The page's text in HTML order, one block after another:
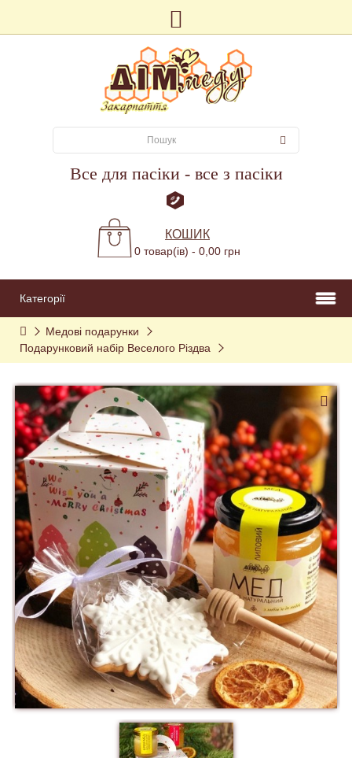
Все для пасіки - все з пасіки
КОШИК
0 товар(ів) - 0,00 грн
Категорії
Медові подарунки
Подарунковий набір Веселого Різдва